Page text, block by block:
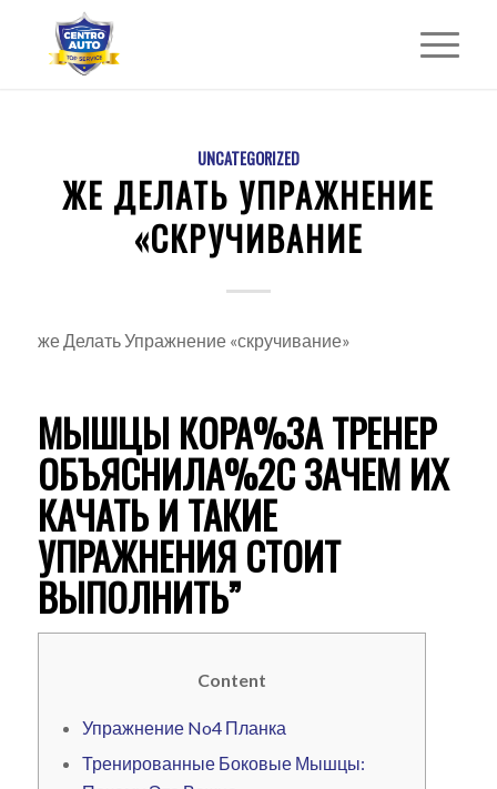
UNCATEGORIZED
ЖЕ ДЕЛАТЬ УПРАЖНЕНИЕ
«СКРУЧИВАНИЕ
же Делать Упражнение «скручивание»
МЫШЦЫ КОРА%3A ТРЕНЕР
ОБЪЯСНИЛА%2C ЗАЧЕМ ИХ
КАЧАТЬ И ТАКИЕ
УПРАЖНЕНИЯ СТОИТ
ВЫПОЛНИТЬ”
Content
Упражнение No4 Планка
Тренированные Боковые Мышцы: